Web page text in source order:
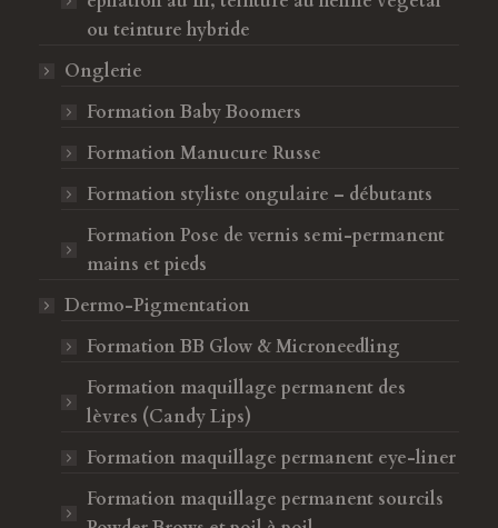
ou teinture hybride
Onglerie
Formation Baby Boomers
Formation Manucure Russe
Formation styliste ongulaire – débutants
Formation Pose de vernis semi-permanent
mains et pieds
Dermo-Pigmentation
Formation BB Glow & Microneedling
Formation maquillage permanent des
lèvres (Candy Lips)
Formation maquillage permanent eye-liner
Formation maquillage permanent sourcils